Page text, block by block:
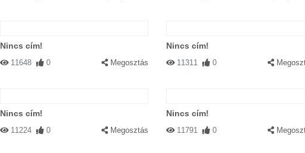
Nincs cím!
11648 0 Megosztás
Nincs cím!
11311 0
Nincs cím!
11224 0 Megosztás
Nincs cím!
11791 0